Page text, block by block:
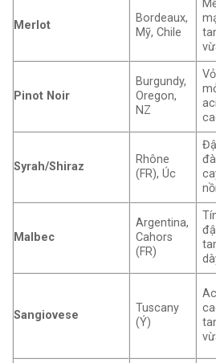
Merlot
Bordeaux,
Mỹ, Chile
Pinot Noir
Burgundy,
Oregon,
NZ
Vỏ
Syrah/Shiraz
Rhône
(FR), Úc
Malbec
Argentina,
Cahors
(FR)
Sangiovese
Tuscany
(Ý)